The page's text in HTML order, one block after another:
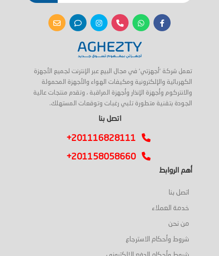
تعمل شركة 'أجهزتي' في مجال البيع عبر الإنترنت لجميع الأجهزة
الكهربائية والإلكترونية ومكيفات الهواء والأجهزة المحمولة
والانتركوم وأجهزة الإنذار وأجهزة المراقبة ، وتقدم منتجات عالية
الجودة بتقنية متطورة تلبي رغبات وتوقعات المستهلك.
اتصل بنا
+201116828111
+201158058660
أهم الروابط
اتصل بنا
خدمة العملاء
من نحن
شروط وأحكام الاسترجاع